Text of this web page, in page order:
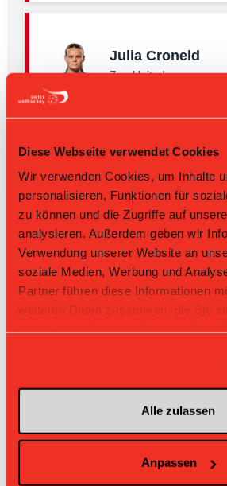
Diese Webseite verwendet Cookies
Wir verwenden Cookies, um Inhalte
personalisieren, Funktionen für
zu können und die Zugriffe auf
analysieren. Außerdem geben wir
Verwendung unserer Website an
soziale Medien, Werbung und
Partner führen diese Informationen
weiteren Daten zusammen, die Sie
Alle zulassen
Anpassen